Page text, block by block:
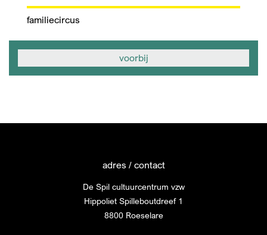
familiecircus
voorbij
adres / contact
De Spil cultuurcentrum vzw
Hippoliet Spilleboutdreef 1
8800 Roeselare